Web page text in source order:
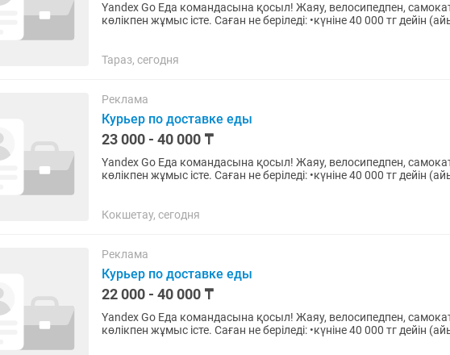
Yandex Go Еда командасына қосыл! Жаяу, велосипедпен, самокатпен, мопедпен немесе
көлікпен жұмыс істе. Саған не беріледі: •күніне 40 000 тг дейін (айына 900 000 тг дейін) •икемді
Тараз, сегодня
Реклама
Курьер по доставке еды
23 000 - 40 000 ₸
Yandex Go Еда командасына қосыл! Жаяу, велосипедпен, самокатпен, мопедпен немесе
көлікпен жұмыс істе. Саған не беріледі: •күніне 40 000 тг дейін (айына 900 000 тг дейін) •икемді
Кокшетау, сегодня
Реклама
Курьер по доставке еды
22 000 - 40 000 ₸
Yandex Go Еда командасына қосыл! Жаяу, велосипедпен, самокатпен, мопедпен немесе
көлікпен жұмыс істе. Саған не беріледі: •күніне 40 000 тг дейін (айына 900 000 тг дейін) •икемді